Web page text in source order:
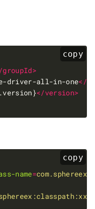
copy
groupId>
driver-all-in-one</
</version>
copy
name=